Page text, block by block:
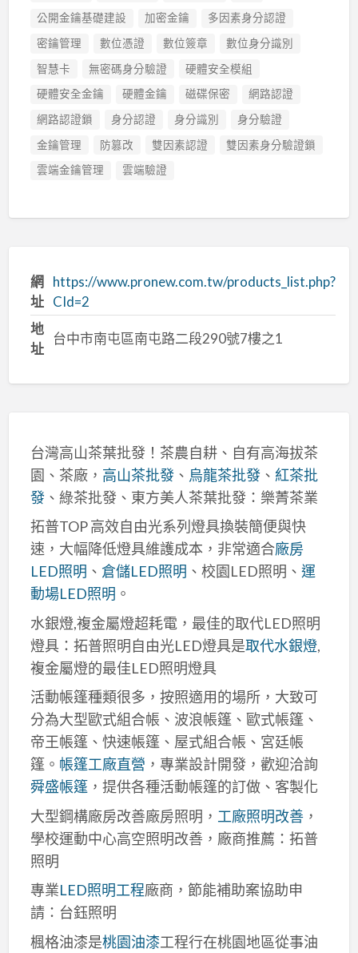
公開金鑰基礎建設
加密金鑰
多因素身分認證
密鑰管理
數位憑證 數位簽章
數位身分識別
智慧卡
無密碼身分驗證
硬體安全模組
硬體安全金鑰
硬體金鑰 磁碟保密
網路認證
網路認證鎖
身分認證 身分識別
身分驗證
金鑰管理
防篡改 雙因素認證
雙因素身分驗證鎖
雲端金鑰管理
雲端驗證
網
址
https://www.pronew.com.tw/products_list.php?
CId=2
地
址
台中市南屯區南屯路二段290號7樓之1
台灣高山茶葉批發！茶農自耕、自有高海拔茶
園、茶廠， 高山茶批發、 烏龍茶批發、 紅茶批
發、綠茶批發、東方美人茶葉批發：樂菁茶業
拓普TOP 高效自由光系列燈具換裝簡便與快
速，大幅降低燈具維護成本，非常適合廠房
LED照明 、 倉儲LED照明 、校園LED照明、 運
動場LED照明 。
水銀燈,複金屬燈超耗電，最佳的取代LED照明
燈具：拓普照明自由光LED燈具是取代水銀燈,
複金屬燈的最佳LED照明燈具
活動帳篷種類很多，按照適用的場所，大致可
分為大型歐式組合帳、波浪帳篷、歐式帳篷、
帝王帳篷、快速帳篷、屋式組合帳、宮廷帳
篷。 帳篷工廠直營 ，專業設計開發，歡迎洽詢
舜盛帳篷，提供各種活動帳篷的訂做、客製化
大型鋼構廠房改善廠房照明， 工廠照明改善，
學校運動中心高空照明改善，廠商推薦：拓普
照明
專業LED照明工程廠商，節能補助案協助申
請：台鈺照明
楓格油漆是桃園油漆工程行在桃園地區從事油